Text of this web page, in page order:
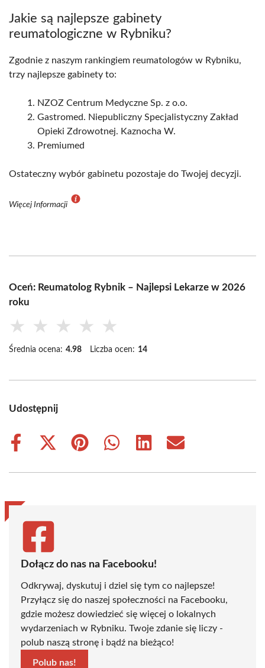
Jakie są najlepsze gabinety
reumatologiczne w Rybniku?
Zgodnie z naszym rankingiem reumatologów w Rybniku,
trzy najlepsze gabinety to:
NZOZ Centrum Medyczne Sp. z o.o.
Gastromed. Niepubliczny Specjalistyczny Zakład
Opieki Zdrowotnej. Kaznocha W.
Premiumed
Ostateczny wybór gabinetu pozostaje do Twojej decyzji.
Więcej Informacji
Oceń: Reumatolog Rybnik – Najlepsi Lekarze w 2026
roku
★ ★ ★ ★ ★
Średnia ocena: 4.98 Liczba ocen: 14
Udostępnij
Share
Share
(Twitter)
Share
Share
Share
Share
Dołącz do nas na Facebooku!
Odkrywaj, dyskutuj i dziel się tym co najlepsze!
Przyłącz się do naszej społeczności na Facebooku,
gdzie możesz dowiedzieć się więcej o lokalnych
wydarzeniach w Rybniku. Twoje zdanie się liczy -
polub naszą stronę i bądź na bieżąco!
Polub nas!